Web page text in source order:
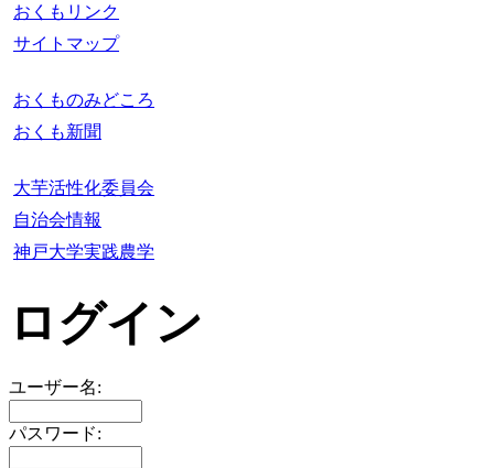
おくもリンク
サイトマップ
おくものみどころ
おくも新聞
大芋活性化委員会
自治会情報
神戸大学実践農学
ログイン
ユーザー名:
パスワード: